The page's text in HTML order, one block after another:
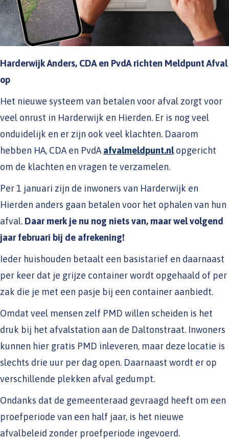
Harderwijk Anders, CDA en PvdA richten Meldpunt Afval
op
Het nieuwe systeem van betalen voor afval zorgt voor
veel onrust in Harderwijk en Hierden. Er is nog veel
onduidelijk en er zijn ook veel klachten. Daarom
hebben HA, CDA en PvdA afvalmeldpunt.nlopgericht
om de klachten en vragen te verzamelen.
Per 1 januari zijn de inwoners van Harderwijk en
Hierden anders gaan betalen voor het ophalen van hun
afval. Daar merk je nu nog niets van, maar wel volgend
jaar februari bij de afrekening!
Ieder huishouden betaalt een basistarief en daarnaast
per keer dat je grijze container wordt opgehaald of per
zak die je met een pasje bij een container aanbiedt.
Omdat veel mensen zelf PMD willen scheiden is het
druk bij het afvalstation aan de Daltonstraat. Inwoners
kunnen hier gratis PMD inleveren, maar deze locatie is
slechts drie uur per dag open. Daarnaast wordt er op
verschillende plekken afval gedumpt.
Ondanks dat de gemeenteraad gevraagd heeft om een
proefperiode van een half jaar, is het nieuwe
afvalbeleid zonder proefperiode ingevoerd.